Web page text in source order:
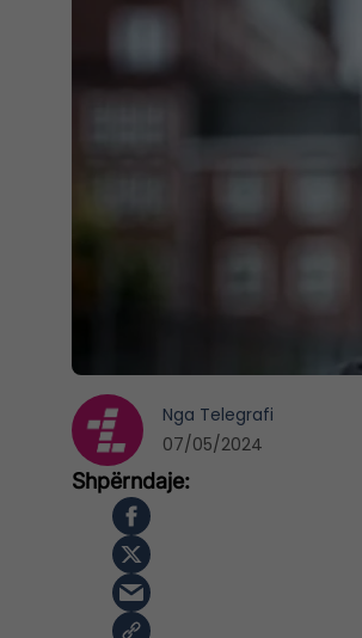
Nga Telegrafi
07/05/2024